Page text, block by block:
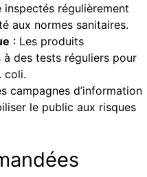
régulièrement
aux normes sanitaires.
: Les produits
des tests réguliers pour
coli.
campagnes d’information
le public aux risques